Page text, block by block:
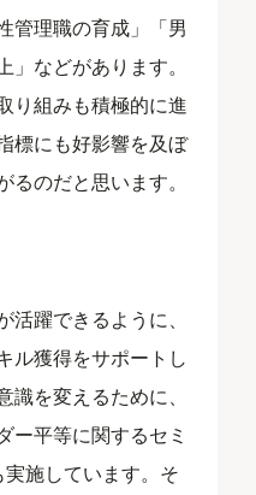
管理職の育成」「男
などがあります。
り組みも積極的に進
標にも好影響を及ぼ
のだと思います。
躍できるように、
ル獲得をサポートし
を変えるために、
ー平等に関するセミ
施しています。そ